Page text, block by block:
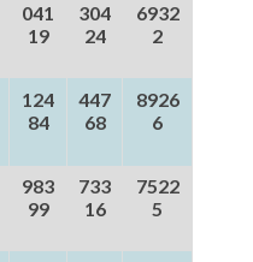
041
19
304
24
6932
2
124
84
447
68
8926
6
983
99
733
16
7522
5